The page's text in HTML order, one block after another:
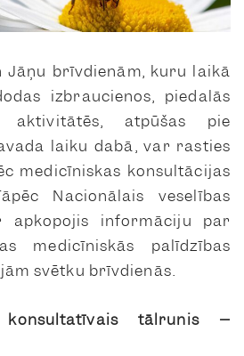
Jāņu brīvdienām, kuru laikā
izbraucienos, piedalās
aktivitātēs, atpūšas pie
laiku dabā, var rasties
medicīniskas konsultācijas
Nacionālais veselības
apkopojis informāciju par
medicīniskās palīdzības
svētku brīvdienās.
tālrunis –